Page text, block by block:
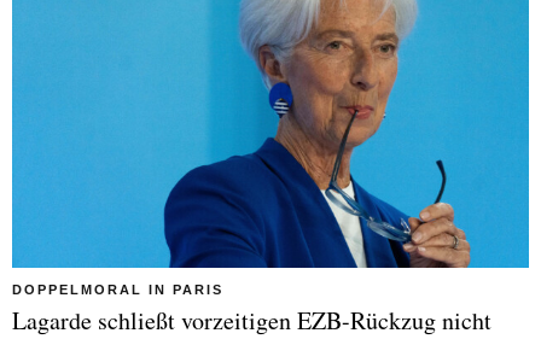
DOPPELMORAL IN PARIS
Lagarde schließt vorzeitigen EZB-Rückzug nicht